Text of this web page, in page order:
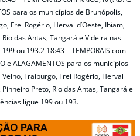
para os municípios de Brunópolis,
Frei Rogério, Herval d’Oeste, Ibiam,
das Antas, Tangará e Videira nas
ou 193.2 18:43 – TEMPORAIS com
e ALAGAMENTOS para os municípios
Fraiburgo, Frei Rogério, Herval
Preto, Rio das Antas, Tangará e
ligue 199 ou 193.